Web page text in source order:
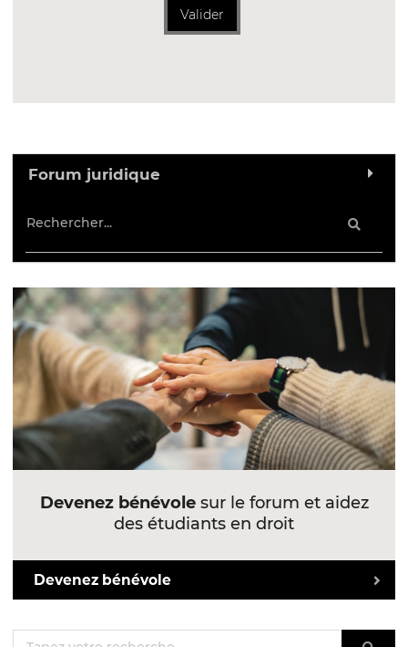
Valider
Forum juridique
Devenez bénévolesur le forum et aidez
des étudiants en droit
Devenez bénévole